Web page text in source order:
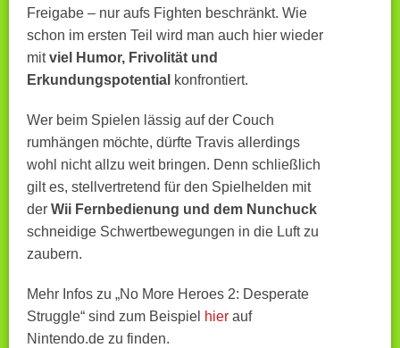
Freigabe – nur aufs Fighten beschränkt. Wie
schon im ersten Teil wird man auch hier wieder
mitviel Humor, Frivolität und
Erkundungspotential konfrontiert.
Wer beim Spielen lässig auf der Couch
rumhängen möchte, dürfte Travis allerdings
wohl nicht allzu weit bringen. Denn schließlich
gilt es, stellvertretend für den Spielhelden mit
der Wii Fernbedienung und dem Nunchuck
schneidige Schwertbewegungen in die Luft zu
zaubern.
Mehr Infos zu „No More Heroes 2: Desperate
Struggle“ sind zum Beispiel hier auf
Nintendo.de zu finden.